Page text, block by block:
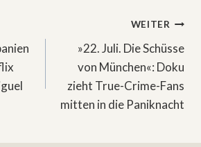
WEITER
»22. Juli. Die Schüsse
von München«: Doku
zieht True-Crime-Fans
mitten in die Paniknacht